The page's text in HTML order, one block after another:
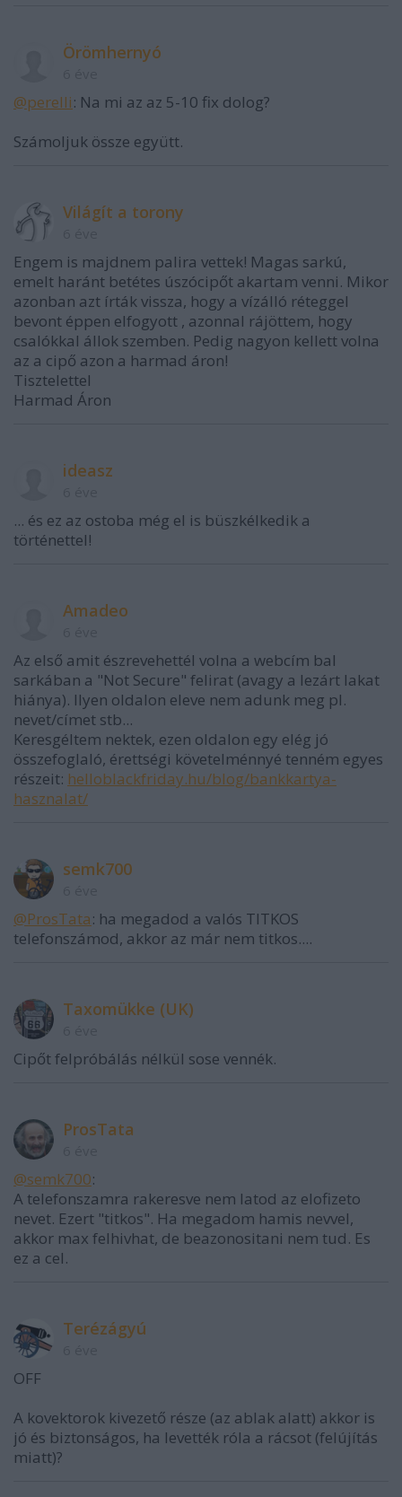
Örömhernyó
@perelli: Na mi az az 5-10 fix dolog?
Számoljuk össze együtt.
Világít a torony
Engem is majdnem palira vettek! Magas sarkú,
emelt haránt betétes úszócipőt akartam venni. Mikor
azonban azt írták vissza, hogy a vízálló réteggel
bevont éppen elfogyott , azonnal rájöttem, hogy
csalókkal állok szemben. Pedig nagyon kellett volna
az a cipő azon a harmad áron!
Tisztelettel
Harmad Áron
ideasz
... és ez az ostoba még el is büszkélkedik a
történettel!
Amadeo
Az első amit észrevehettél volna a webcím bal
sarkában a "Not Secure" felirat (avagy a lezárt lakat
hiánya). Ilyen oldalon eleve nem adunk meg pl.
nevet/címet stb...
Keresgéltem nektek, ezen oldalon egy elég jó
összefoglaló, érettségi követelménnyé tenném egyes
részeit: helloblackfriday.hu/blog/bankkartya-
hasznalat/
semk700
@ProsTata: ha megadod a valós TITKOS
telefonszámod, akkor az már nem titkos....
Taxomükke (UK)
Cipőt felpróbálás nélkül sose vennék.
ProsTata
@semk700:
A telefonszamra rakeresve nem latod az elofizeto
nevet. Ezert "titkos". Ha megadom hamis nevvel,
akkor max felhivhat, de beazonositani nem tud. Es
ez a cel.
Terézágyú
OFF
A kovektorok kivezető része (az ablak alatt) akkor is
jó és biztonságos, ha levették róla a rácsot (felújítás
miatt)?